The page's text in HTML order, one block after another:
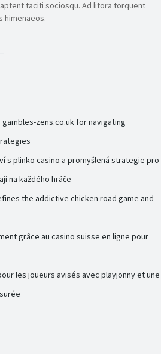
taciti sociosqu. Ad litora torquent
himenaeos.
zens.co.uk for navigating
s plinko casino a promyšlená strategie pro
na každého hráče
the addictive chicken road game and
grâce au casino suisse en ligne pour
les joueurs avisés avec playjonny et une